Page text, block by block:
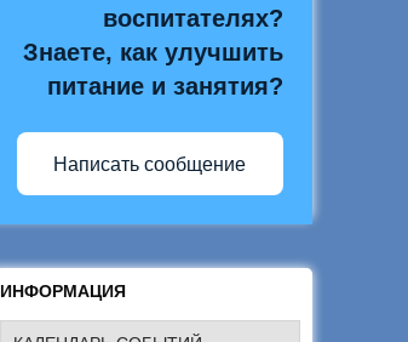
воспитателях?
Знаете, как улучшить
питание и занятия?
Написать сообщение
ИНФОРМАЦИЯ